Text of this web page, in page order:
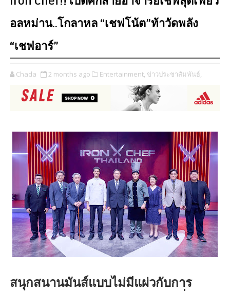
อลหม่าน..โกลาหล “เชฟโน้ต”ท้าวัดพลัง
“เชฟอาร์”
Chada 2 months ago Entertainment, ข่าวประชาสัมพันธ์,
สนุกสนานมันส์แบบไม่มีแผ่วกับการ